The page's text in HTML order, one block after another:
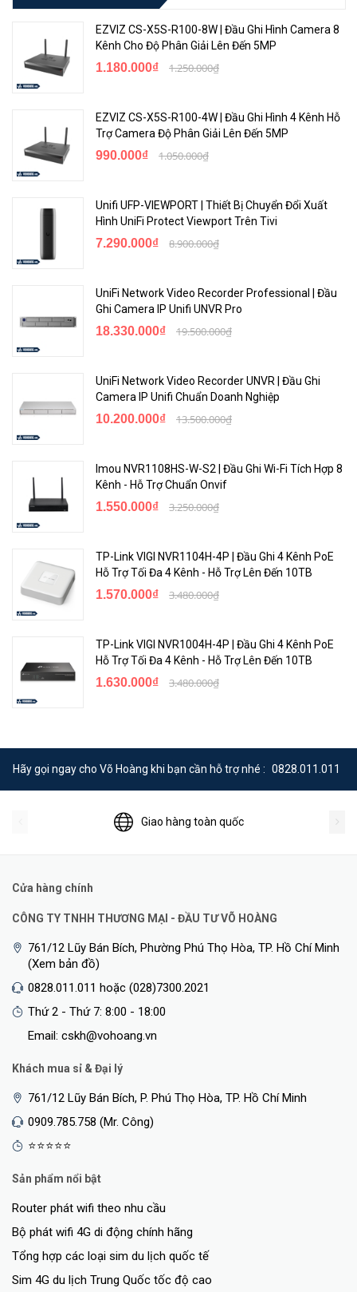
EZVIZ CS-X5S-R100-8W | Đầu Ghi Hình Camera 8
Kênh Cho Độ Phân Giải Lên Đến 5MP
1.180.000₫ 1.250.000₫
EZVIZ CS-X5S-R100-4W | Đầu Ghi Hình 4 Kênh Hỗ
Trợ Camera Độ Phân Giải Lên Đến 5MP
990.000₫ 1.050.000₫
Unifi UFP-VIEWPORT | Thiết Bị Chuyển Đổi Xuất
Hình UniFi Protect Viewport Trên Tivi
7.290.000₫ 8.900.000₫
UniFi Network Video Recorder Professional | Đầu
Ghi Camera IP Unifi UNVR Pro
18.330.000₫ 19.500.000₫
UniFi Network Video Recorder UNVR | Đầu Ghi
Camera IP Unifi Chuẩn Doanh Nghiệp
10.200.000₫ 13.500.000₫
Imou NVR1108HS-W-S2 | Đầu Ghi Wi-Fi Tích Hợp 8
Kênh - Hỗ Trợ Chuẩn Onvif
1.550.000₫ 3.250.000₫
TP-Link VIGI NVR1104H-4P | Đầu Ghi 4 Kênh PoE
Hỗ Trợ Tối Đa 4 Kênh - Hỗ Trợ Lên Đến 10TB
1.570.000₫ 3.480.000₫
TP-Link VIGI NVR1004H-4P | Đầu Ghi 4 Kênh PoE
Hỗ Trợ Tối Đa 4 Kênh - Hỗ Trợ Lên Đến 10TB
1.630.000₫ 3.480.000₫
Hãy gọi ngay cho Võ Hoàng khi bạn cần hỗ trợ nhé : 0828.011.011
Giao hàng toàn quốc
Cửa hàng chính
CÔNG TY TNHH THƯƠNG MẠI - ĐẦU TƯ VÕ HOÀNG
761/12 Lũy Bán Bích, Phường Phú Thọ Hòa, TP. Hồ Chí Minh
(Xem bản đồ)
0828.011.011 hoặc (028)7300.2021
Thứ 2 - Thứ 7: 8:00 - 18:00
Email: cskh@vohoang.vn
Khách mua sỉ & Đại lý
761/12 Lũy Bán Bích, P. Phú Thọ Hòa, TP. Hồ Chí Minh
0909.785.758 (Mr. Công)
⭐⭐⭐⭐⭐
Sản phẩm nổi bật
Router phát wifi theo nhu cầu
Bộ phát wifi 4G di động chính hãng
Tổng hợp các loại sim du lịch quốc tế
Sim 4G du lịch Trung Quốc tốc độ cao